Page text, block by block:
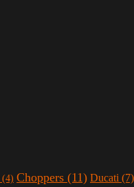
(4) Choppers (11) Ducati (7)